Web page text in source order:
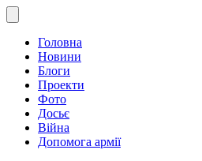
Головна
Новини
Блоги
Проекти
Фото
Досьє
Війна
Допомога армії